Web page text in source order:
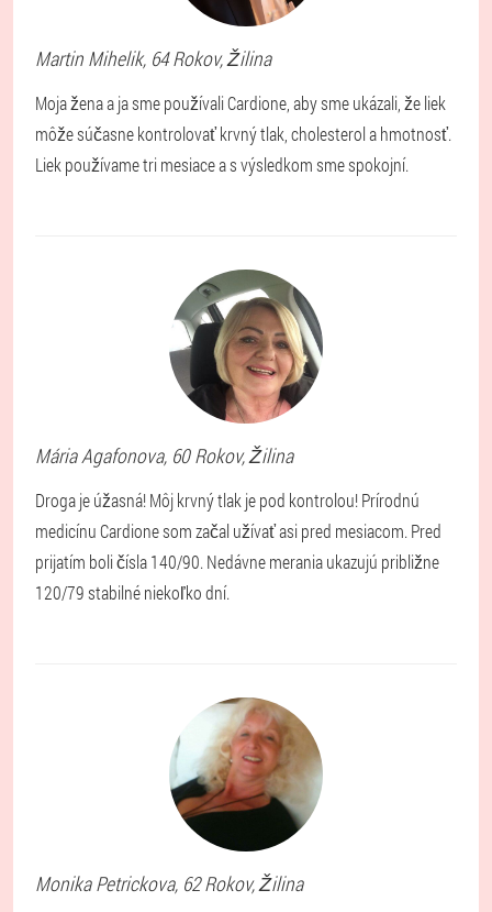
Martin Mihelik, 64 Rokov,Žilina
Moja žena a ja sme používali Cardione, aby sme ukázali, že liek
môže súčasne kontrolovať krvný tlak, cholesterol a hmotnosť.
Liek používame tri mesiace a s výsledkom sme spokojní.
MáriaAgafonova, 60 Rokov,Žilina
Droga je úžasná! Môj krvný tlak je pod kontrolou! Prírodnú
medicínu Cardione som začal užívať asi pred mesiacom. Pred
prijatím boli čísla 140/90. Nedávne merania ukazujú približne
120/79 stabilné niekoľko dní.
Monika Petrickova, 62 Rokov,Žilina